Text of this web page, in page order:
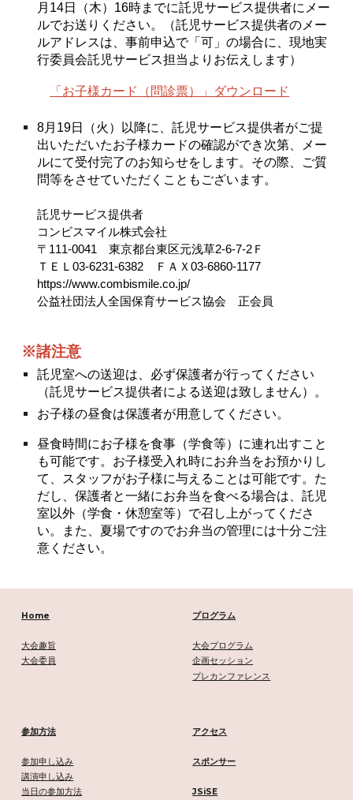
月14日（木）16時までに託児サービス提供者にメー
ルでお送りください。（託児サービス提供者のメー
ルアドレスは、事前申込で「可」の場合に、現地実
行委員会託児サービス担当よりお伝えします）
「お子様カード（問診票）」ダウンロード
8月19日（火 ）以降に、託児サービス提供者がご提
出いただいたお子様カードの確認ができ次第、メー
ルにて受付完了のお知らせをします。その際、ご質
問等をさせていただくこともございます。
託児サービス提供者
コンビスマイル株式会社
〒111-0041 東京都台東区元浅草2-6-7-2 Ｆ
ＴＥＬ03-6231-6382 ＦＡＸ03-6860-1177
https://www.combismile.co.jp/
公益社団法人全国保育サービス協会 正会員
※諸注意
託児室への送迎は、必ず保護者が行ってください
（託児サービス提供者による送迎は致しません）。
お子様の昼食は保護者が用意してください。
昼食時間にお子様を食事（学食等）に連れ出すこと
も可能です。お子様受入れ時にお弁当をお預かりし
て、スタッフがお子様に与えることは可能です。た
だし、保護者と一緒にお弁当を食べる場合は、託児
室以外（学食・休憩室等）で召し上がってくださ
い。また、夏場ですのでお弁当の管理には十分ご注
意ください。
Home
大会趣旨
大会委員
プログラム
大会プログラム
企画セッション
プレカンファレンス
参加方法
参加申し込み
講演申し込み
当日の参加方法
アクセス
スポンサー
JSiSE